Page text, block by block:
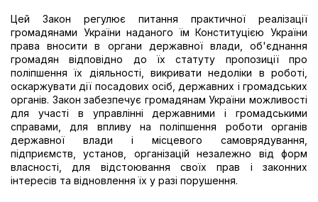
Цей Закон регулює питання практичної реалізації
громадянами України наданого їм Конституцією України
права вносити в органи державної влади, об'єднання
громадян відповідно до їх статуту пропозиції про
поліпшення їх діяльності, викривати недоліки в роботі,
оскаржувати дії посадових осіб, державних і громадських
органів. Закон забезпечує громадянам України можливості
для участі в управлінні державними і громадськими
справами, для впливу на поліпшення роботи органів
державної влади і місцевого самоврядування,
підприємств, установ, організацій незалежно від форм
власності, для відстоювання своїх прав і законних
інтересів та відновлення їх у разі порушення.